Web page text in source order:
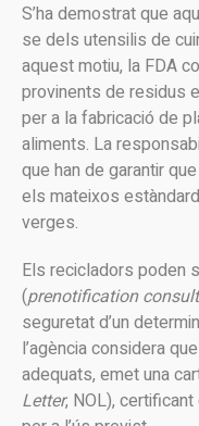
S’ha demostrat que
se dels utensilis de
aquest motiu, la FDA
provinents de residus
per a la fabricació de
aliments. La
que han de garantir
els mateixos
verges.
Els recicladors poden
(prenotification
seguretat d’un
l’agència considera
adequats, emet una
Letter, NOL),